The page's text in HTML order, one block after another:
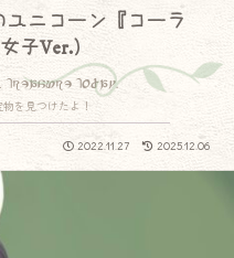
ニコーン『コーラ
子Ver.）
today.
を見つけたよ！
2022.11.27 2025.12.06